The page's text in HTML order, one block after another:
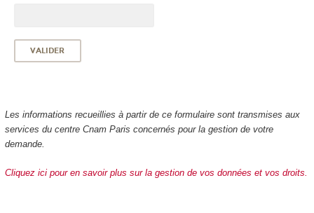
Les informations recueillies à partir de ce formulaire sont transmises aux
services du centre Cnam Paris concernés pour la gestion de votre
demande.
Cliquez ici pour en savoir plus sur la gestion de vos données et vos droits.